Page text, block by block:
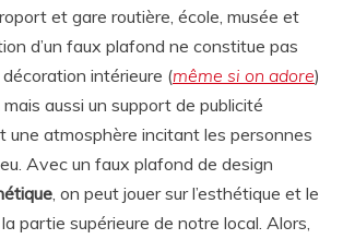
et gare routière, école, musée et
d’un faux plafond ne constitue pas
intérieure (même si on adore)
aussi un support de publicité
une atmosphère incitant les personnes
Avec un faux plafond de design
, on peut jouer sur l’esthétique et le
partie supérieure de notre local. Alors,